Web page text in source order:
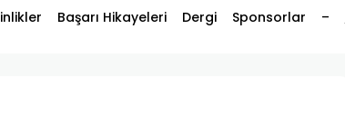
Başarı Hikayeleri Dergi Sponsorlar –